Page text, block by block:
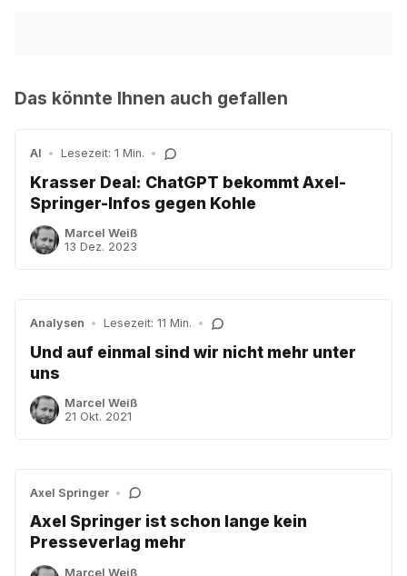
Das könnte Ihnen auch gefallen
AI • Lesezeit: 1 Min. •
Krasser Deal: ChatGPT bekommt Axel-
Springer-Infos gegen Kohle
Marcel Weiß
13 Dez. 2023
Analysen • Lesezeit: 11 Min. •
Und auf einmal sind wir nicht mehr unter
uns
Marcel Weiß
21 Okt. 2021
Axel Springer •
Axel Springer ist schon lange kein
Presseverlag mehr
Marcel Weiß